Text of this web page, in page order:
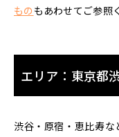
もの もあわせてご参照
エリア：東京都
渋谷・原宿・恵比寿な